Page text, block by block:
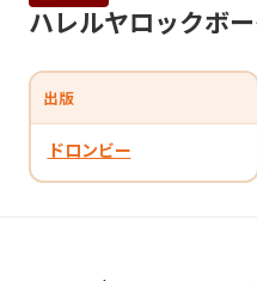
ハレルヤロックボ
出版
ドロンビー